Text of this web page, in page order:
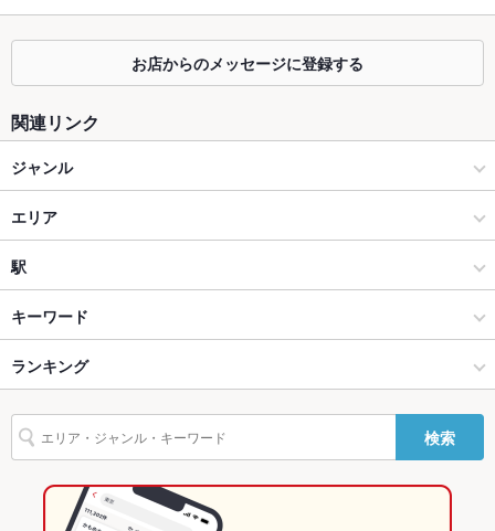
カウンター なし ：テーブル席・掘りごたつ席ございます。
なし ：テーブル席・掘りごたつ席ございます。
テラス席
貸切
設備
Wi-Fi
バリアフリ
駐車場 あり ：お車での来店も歓迎です
その他設備 －
その他
飲み放題 あり
あり ：ピザ・パスタが食べ放題！
お店からのメッセージに登録する
関連リンク
ジャンル
イタリアン・フレンチ
イタリアン
大分市 × イタリアン・フレンチ
大分市 × イタリアン
賀来駅 × イタリアン・フレンチ
賀来駅 × イタリアン
エリア
大分市内その他
大分市内その他 × イタリアン・フレンチ
大分市内その他 × イタリアン
大分
大分 × イタリアン・フレンチ
大分 × イタリアン
駅
大分駅
賀来駅
南大分駅
キーワード
しゃぶしゃぶ マルゲリータ
ランキング
大分のグルメランキング
大分のイタリアン・フレンチランキング
大分のイタリアンランキング
検索